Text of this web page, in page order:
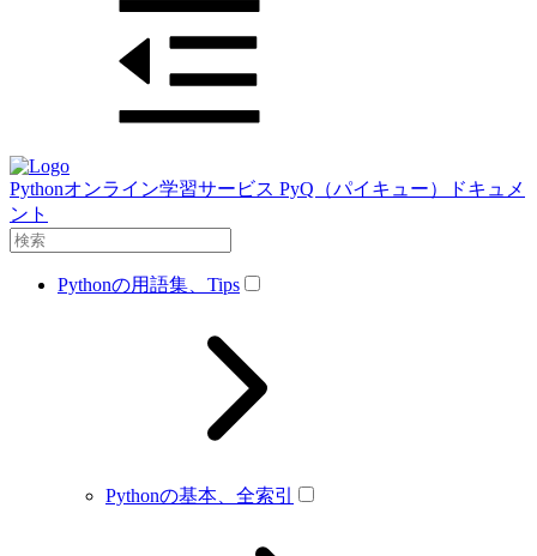
Pythonオンライン学習サービス PyQ（パイキュー）ドキュメ
ント
Pythonの用語集、Tips
Pythonの基本、全索引